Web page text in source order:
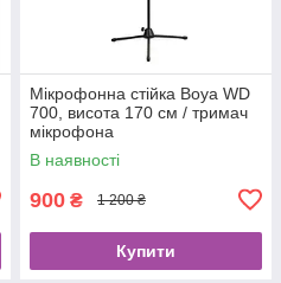
Мікрофонна стійка Boya WD
700, висота 170 см / тримач
мікрофона
В наявності
900 ₴ 1 200 ₴
Купити